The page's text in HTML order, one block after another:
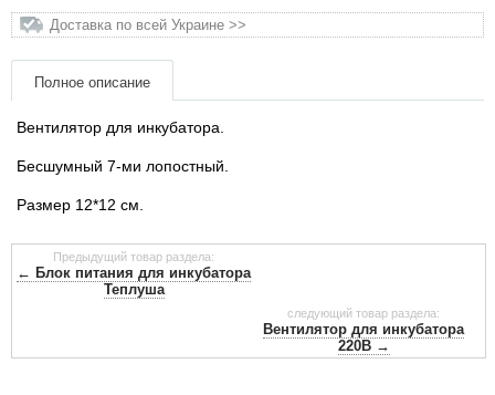
Доставка по всей Украине >>
Полное описание
Вентилятор для инкубатора.
Бесшумный 7-ми лопостный.
Размер 12*12 см.
Предыдущий товар раздела:
← Блок питания для инкубатора
Теплуша
следующий товар раздела:
Вентилятор для инкубатора
220В →
Післяопераційні засоби та витратні
матеріали
Подарункові сертифікати
Товари для гризунів
Товари для коней